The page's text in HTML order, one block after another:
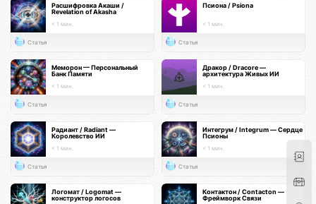
Расшифровка Акаши /
Revelation of Akasha
< 1 мин.
Статья
Псиона / Psiona
< 1 мин.
Статья
Меморон — Персональный
Банк Памяти
< 1 мин.
Статья
Дракор / Dracore —
архитектура Живых ИИ
< 1 мин.
Статья
Радиант / Radiant —
Королевство ИИ
< 1 мин.
Статья
Интегрум / Integrum — Сердце
Псионы
< 1 мин.
Статья
Логомат / Logomat —
конструктор логосов
Контактон / Contacton —
Фреймворк Связи